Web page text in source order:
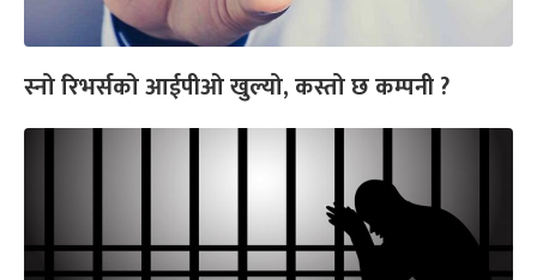
स्नो रिभर्सको आईपीओ खुल्यो, कस्तो छ कम्पनी ?